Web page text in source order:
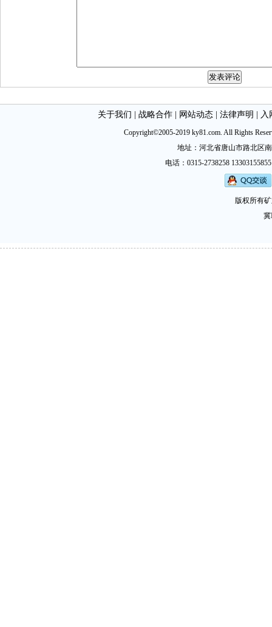
关于我们 战略合作| 网站动态| 法律声明 入
Copyright©2005-2019 ky81.com. All Rights
地址：河北省唐山市路北区
电话：0315-2738258
版权所有
冀